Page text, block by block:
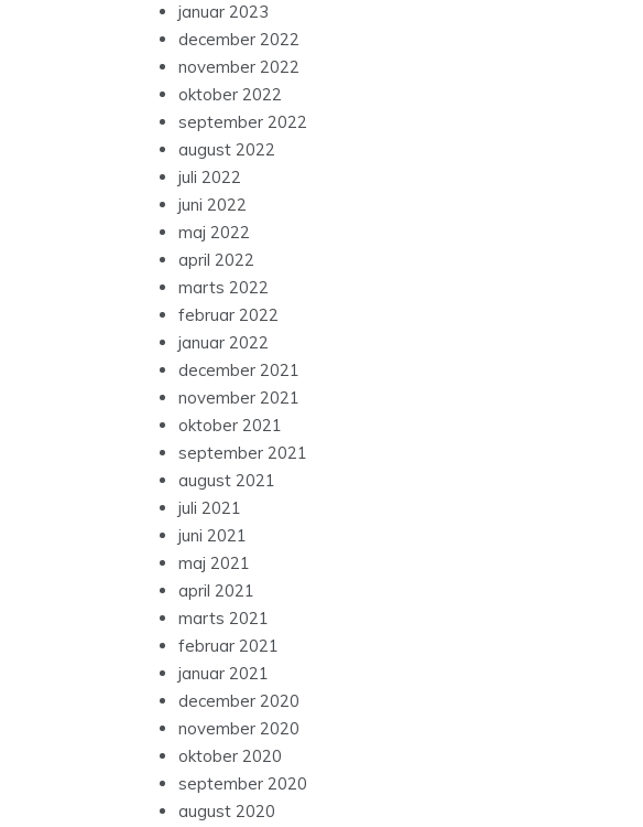
januar 2023
december 2022
november 2022
oktober 2022
september 2022
august 2022
juli 2022
juni 2022
maj 2022
april 2022
marts 2022
februar 2022
januar 2022
december 2021
november 2021
oktober 2021
september 2021
august 2021
juli 2021
juni 2021
maj 2021
april 2021
marts 2021
februar 2021
januar 2021
december 2020
november 2020
oktober 2020
september 2020
august 2020